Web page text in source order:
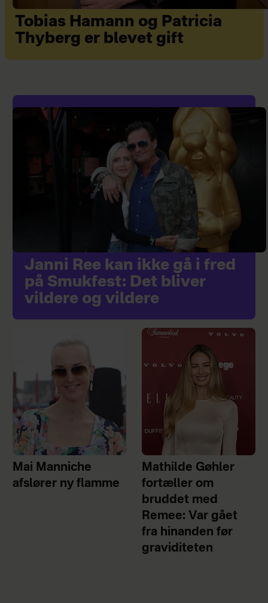
Tobias Hamann og Patricia
Thyberg er blevet gift
Janni Ree kan ikke gå i fred
på Smukfest: Det bliver
vildere og vildere
Mai Manniche
afslører ny flamme
Mathilde Gøhler
fortæller om
bruddet med
Remee: Var gået
fra hinanden før
graviditeten